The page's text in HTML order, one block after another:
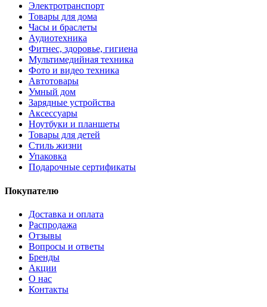
Электротранспорт
Товары для дома
Часы и браслеты
Аудиотехника
Фитнес, здоровье, гигиена
Мультимедийная техника
Фото и видео техника
Автотовары
Умный дом
Зарядные устройства
Аксессуары
Ноутбуки и планшеты
Товары для детей
Стиль жизни
Упаковка
Подарочные сертификаты
Покупателю
Доставка и оплата
Распродажа
Отзывы
Вопросы и ответы
Бренды
Акции
О нас
Контакты